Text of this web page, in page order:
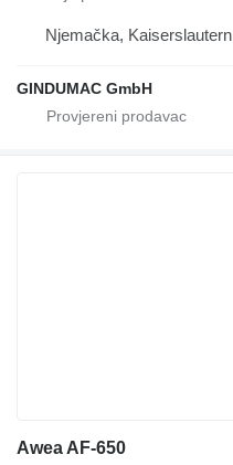
Njemačka, Kaiserslautern
GINDUMAC GmbH
Awea AF-650